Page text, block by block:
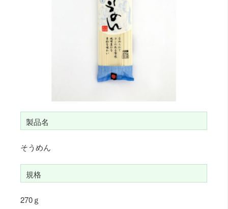
製品名
そうめん
規格
270ｇ